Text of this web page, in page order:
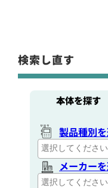
検索し直す
本体を探す
製品種別
メーカー